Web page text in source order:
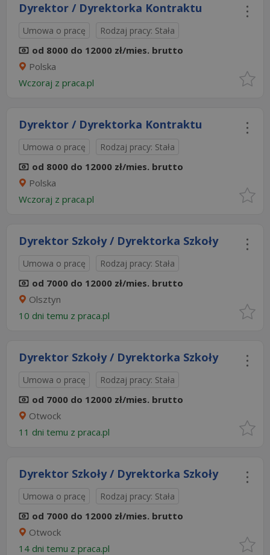
Dyrektor / Dyrektorka Kontraktu
Umowa o pracę Rodzaj pracy: Stała
od 8000 do 12000 zł/mies. brutto
Polska
Wczoraj z praca.pl
Dyrektor / Dyrektorka Kontraktu
Umowa o pracę Rodzaj pracy: Stała
od 8000 do 12000 zł/mies. brutto
Polska
Wczoraj z praca.pl
Dyrektor Szkoły / Dyrektorka Szkoły
Umowa o pracę Rodzaj pracy: Stała
od 7000 do 12000 zł/mies. brutto
Olsztyn
10 dni temu z praca.pl
Dyrektor Szkoły / Dyrektorka Szkoły
Umowa o pracę Rodzaj pracy: Stała
od 7000 do 12000 zł/mies. brutto
Otwock
11 dni temu z praca.pl
Dyrektor Szkoły / Dyrektorka Szkoły
Umowa o pracę Rodzaj pracy: Stała
od 7000 do 12000 zł/mies. brutto
Otwock
14 dni temu z praca.pl